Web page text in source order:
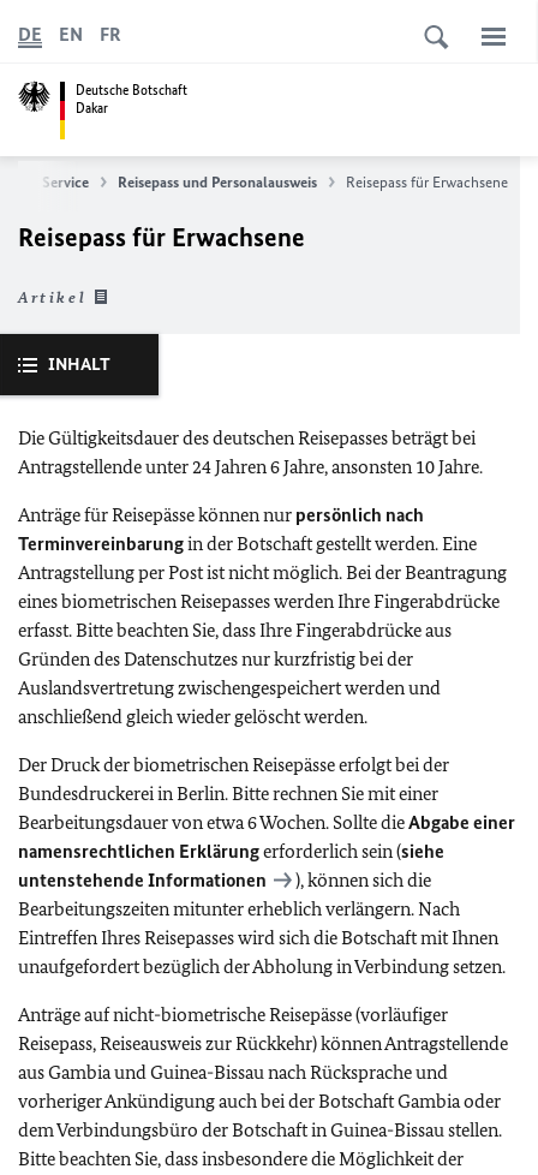
Deutsche Botschaft
Dakar
DE EN FR
Service Reisepass und Personalausweis Reisepass für Erwachsene
Reisepass für Erwachsene
Artikel
INHALT
Die Gültigkeitsdauer des deutschen Reisepasses beträgt bei
Antragstellende unter 24 Jahren 6 Jahre, ansonsten 10 Jahre.
Anträge für Reisepässe können nur persönlich nach
Terminvereinbarungin der Botschaft gestellt werden. Eine
Antragstellung per Post ist nicht möglich. Bei der Beantragung
eines biometrischen Reisepasses werden Ihre Fingerabdrücke
erfasst. Bitte beachten Sie, dass Ihre Fingerabdrücke aus
Gründen des Datenschutzes nur kurzfristig bei der
Auslandsvertretung zwischengespeichert werden und
anschließend gleich wieder gelöscht werden.
Der Druck der biometrischen Reisepässe erfolgt bei der
Bundesdruckerei in Berlin. Bitte rechnen Sie mit einer
Bearbeitungsdauer von etwa 6 Wochen. Sollte dieAbgabe einer
namensrechtlichen Erklärungerforderlich sein (siehe
untenstehende Informationen
), können sich die
Bearbeitungszeiten mitunter erheblich verlängern. Nach
Eintreffen Ihres Reisepasses wird sich die Botschaft mit Ihnen
unaufgefordert bezüglich der Abholung in Verbindung setzen.
Anträge auf nicht-biometrische Reisepässe (vorläufiger
Reisepass, Reiseausweis zur Rückkehr) können Antragstellende
aus Gambia und Guinea-Bissau nach Rücksprache und
vorheriger Ankündigung auch bei der Botschaft Gambia oder
dem Verbindungsbüro der Botschaft in Guinea-Bissau stellen.
Bitte beachten Sie, dass insbesondere die Möglichkeit der